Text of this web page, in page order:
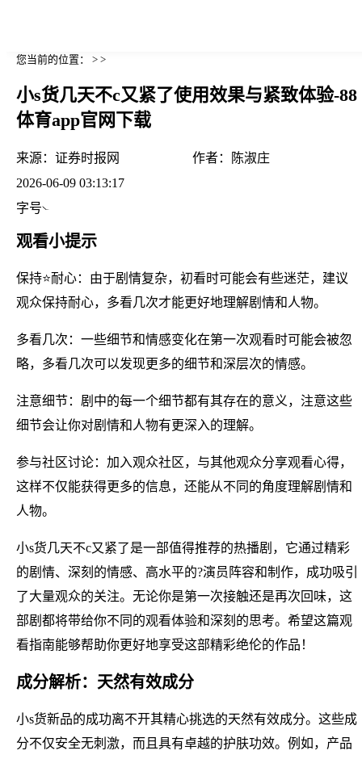
您当前的位置： > >
小s货几天不c又紧了使用效果与紧致体验-88
体育app官网下载
来源： 证券时报网 作者：
陈淑庄
2026-06-09 03:13:17
字号
观看小提示
保持⭐耐心：由于剧情复杂，初看时可能会有些迷茫，建议
观众保持耐心，多看几次才能更好地理解剧情和人物。
多看几次：一些细节和情感变化在第一次观看时可能会被忽
略，多看几次可以发现更多的细节和深层次的情感。
注意细节：剧中的每一个细节都有其存在的意义，注意这些
细节会让你对剧情和人物有更深入的理解。
参与社区讨论：加入观众社区，与其他观众分享观看心得，
这样不仅能获得更多的信息，还能从不同的角度理解剧情和
人物。
小s货几天不c又紧了是一部值得推荐的热播剧，它通过精彩
的剧情、深刻的情感、高水平的?演员阵容和制作，成功吸引
了大量观众的关注。无论你是第一次接触还是再次回味，这
部剧都将带给你不同的观看体验和深刻的思考。希望这篇观
看指南能够帮助你更好地享受这部精彩绝伦的作品！
成分解析：天然有效成分
小s货新品的成功离不开其精心挑选的天然有效成分。这些成
分不仅安全无刺激，而且具有卓越的护肤功效。例如，产品